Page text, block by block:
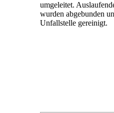
umgeleitet.
wurden abgebunden
Unfallstelle gereinigt.